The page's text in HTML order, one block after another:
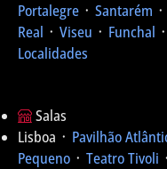
Portalegre ᛫ Santarém ᛫
Real ᛫ Viseu ᛫ Funchal ᛫
Localidades
Salas
Lisboa ᛫ Pavilhão
Pequeno ᛫ Teatro Tivoli ᛫